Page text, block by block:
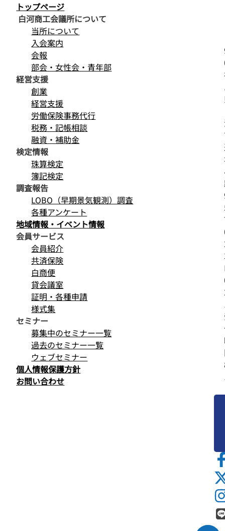
トップページ
白河商工会議所について
当所について
入会案内
会報
部会・女性会・青年部
経営支援
創業
経営支援
労働保険事務代行
税務・記帳相談
融資・補助金
検定情報
珠算検定
簿記検定
調査報告
LOBO（早期景気観測）調査
各種アンケート
地域情報・イベント情報
会員サービス
会員紹介
共済保険
白商便
貸会議室
証明・各種申請
様式集
セミナー
募集中のセミナー一覧
過去のセミナー一覧
ウェブセミナー
個人情報保護方針
お問い合わせ